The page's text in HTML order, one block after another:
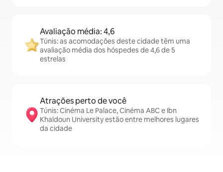
Avaliação média: 4,6
Túnis: as acomodações deste cidade têm uma
avaliação média dos hóspedes de 4,6 de 5
estrelas
Atrações perto de você
Túnis: Cinéma Le Palace, Cinéma ABC e Ibn
Khaldoun University estão entre melhores lugares
da cidade